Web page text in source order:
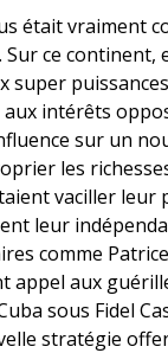
était vraiment
Sur ce continent,
super
intérêts
sur un
les
vaciller leur
leur
comme
appel aux
sous Fidel
stratégie